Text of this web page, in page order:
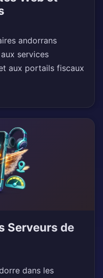
andorrans
services
aux portails fiscaux
Serveurs de
dans les